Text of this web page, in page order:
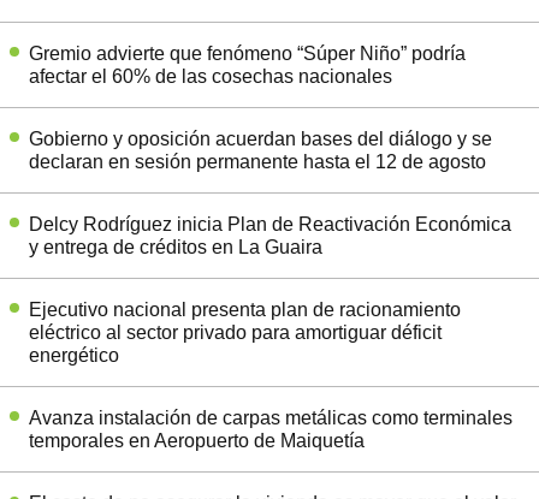
Gremio advierte que fenómeno “Súper Niño” podría
afectar el 60% de las cosechas nacionales
Gobierno y oposición acuerdan bases del diálogo y se
declaran en sesión permanente hasta el 12 de agosto
Delcy Rodríguez inicia Plan de Reactivación Económica
y entrega de créditos en La Guaira
Ejecutivo nacional presenta plan de racionamiento
eléctrico al sector privado para amortiguar déficit
energético
Avanza instalación de carpas metálicas como terminales
temporales en Aeropuerto de Maiquetía